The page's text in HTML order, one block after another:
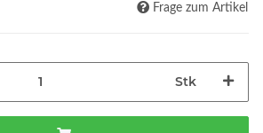
Frage zum Artikel
Stk